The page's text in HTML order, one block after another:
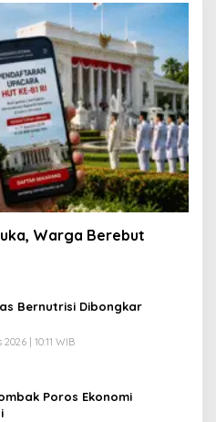
Warga Berebut
Bernutrisi Dibongkar
| 10:11 WIB
Poros Ekonomi